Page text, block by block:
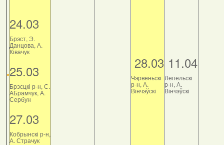
24.03
Брэст, Э.
Данцова, А.
Ківачук
25.03
Брэсцкі р-н, С.
АБрамчук, А.
Сербун
27.03
Кобрынскі р-н,
А. Страчук
28.03
Чэрвеньскі
р-н, А.
Вінчэўскі
11.04
Лепельскі
р-н, А.
Вінчэўскі